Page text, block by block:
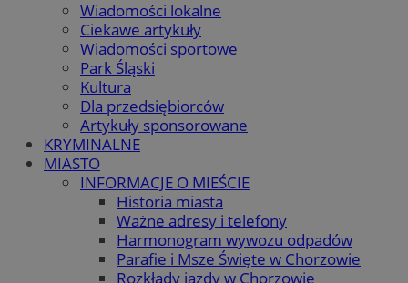
Wiadomości lokalne
Ciekawe artykuły
Wiadomości sportowe
Park Śląski
Kultura
Dla przedsiębiorców
Artykuły sponsorowane
KRYMINALNE
MIASTO
INFORMACJE O MIEŚCIE
Historia miasta
Ważne adresy i telefony
Harmonogram wywozu odpadów
Parafie i Msze Święte w Chorzowie
Rozkłady jazdy w Chorzowie